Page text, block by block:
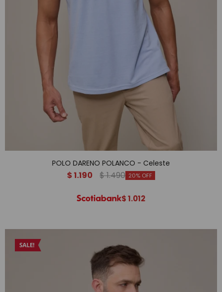
POLO DARENO POLANCO - Celeste
$1.190 $1.490 20
$1.012